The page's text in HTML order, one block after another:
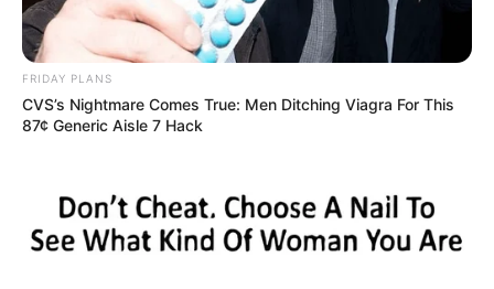
FRIDAY PLANS
CVS’s Nightmare Comes True: Men Ditching Viagra For This
87¢ Generic Aisle 7 Hack